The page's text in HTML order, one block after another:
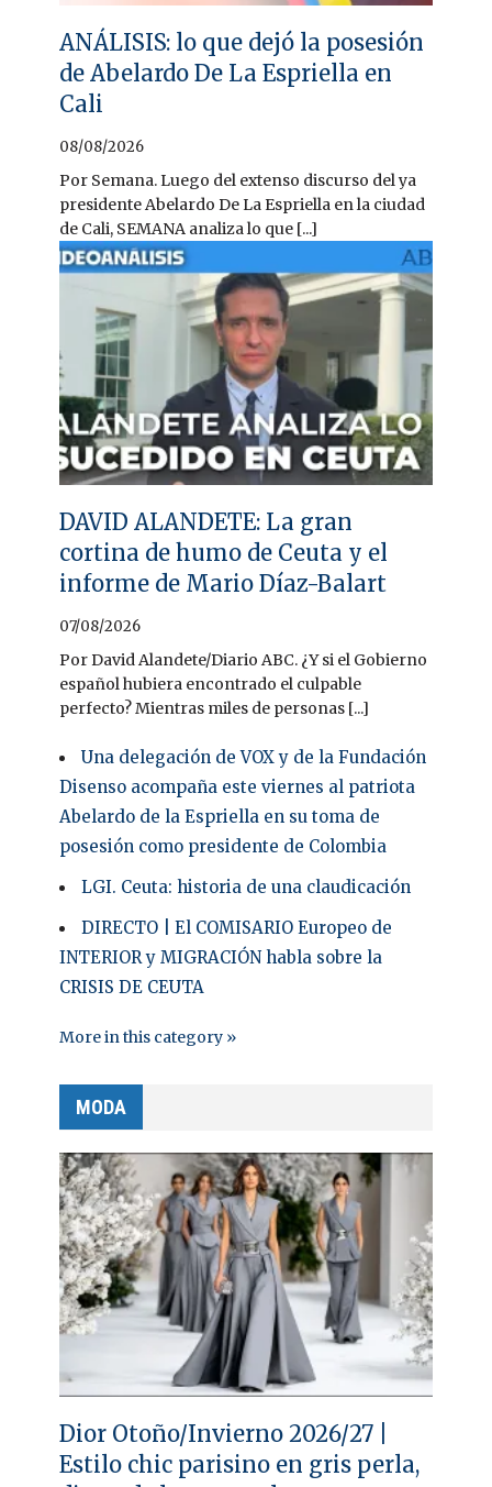
ANÁLISIS: lo que dejó la posesión
de Abelardo De La Espriella en
Cali
08/08/2026
Por Semana. Luego del extenso discurso del ya
presidente Abelardo De La Espriella en la ciudad
de Cali, SEMANA analiza lo que [...]
DAVID ALANDETE: La gran
cortina de humo de Ceuta y el
informe de Mario Díaz-Balart
07/08/2026
Por David Alandete/Diario ABC. ¿Y si el Gobierno
español hubiera encontrado el culpable
perfecto? Mientras miles de personas [...]
Una delegación de VOX y de la Fundación
Disenso acompaña este viernes al patriota
Abelardo de la Espriella en su toma de
posesión como presidente de Colombia
LGI. Ceuta: historia de una claudicación
DIRECTO | El COMISARIO Europeo de
INTERIOR y MIGRACIÓN habla sobre la
CRISIS DE CEUTA
More in this category »
MODA
Dior Otoño/Invierno 2026/27 |
Estilo chic parisino en gris perla,